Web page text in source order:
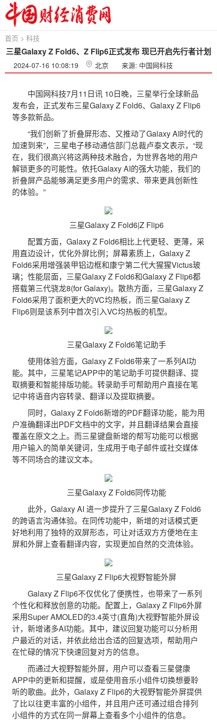
首页 > 科技
三星Galaxy Z Fold6、Z Flip6正式发布 现已开启先行者计划
2024-07-16 10:08:19 北京 来源: 中国网科技
中国网科技7月11日讯 10日晚，三星举行全球新品
发布会，正式发布三星Galaxy Z Fold6、Galaxy Z Flip6
等多款新品。
“我们创新了折叠屏形态、又推动了Galaxy AI时代的
加速到来”，三星电子移动通信部门总裁卢泰文表示，“现
在，我们很高兴将这两种技术融合，为世界各地的用户
解锁更多的可能性。依托Galaxy AI的强大功能，我们的
折叠屏产品能够满足更多用户的需求、带来更具创新性
的体验。”
三星Galaxy Z Fold6|Z Flip6
配置方面，Galaxy Z Fold6相比上代更轻、更薄，采
用直边设计，优化外屏比例；屏幕素质上，Galaxy Z
Fold6采用增强装甲铝边框和康宁第二代大猩猩Victus玻
璃；性能层面，三星Galaxy Z Fold6和Galaxy Z Flip6都
搭载第三代骁龙8(for Galaxy)。散热方面，三星Galaxy Z
Fold6采用了面积更大的VC均热板，而三星Galaxy Z
Flip6则是该系列中首次引入VC均热板的机型。
三星Galaxy Z Fold6笔记助手
使用体验方面，Galaxy Z Fold6带来了一系列AI功
能。其中，三星笔记APP中的笔记助手可提供翻译、提
取摘要和智能排版功能。转录助手可帮助用户直接在笔
记中将语音内容转录、翻译以及提取摘要。
同时，Galaxy Z Fold6新增的PDF翻译功能，能为用
户准确翻译出PDF文档中的文字，并且翻译结果会直接
覆盖在原文之上。而三星键盘新增的帮写功能可以根据
用户输入的简单关键词，生成用于电子邮件或社交媒体
等不同场合的建议文本。
三星Galaxy Z Fold6同传功能
此外，Galaxy AI 进一步提升了三星Galaxy Z Fold6
的跨语言沟通体验。在同传功能中，新增的对话模式更
好地利用了独特的双屏形态，可让对话双方方便地在主
屏和外屏上查看翻译内容，实现更加自然的交流体验。
三星Galaxy Z Flip6大视野智能外屏
Galaxy Z Flip6不仅优化了便携性，也带来了一系列
个性化和释放创意的功能。配置上，Galaxy Z Flip6外屏
采用Super AMOLED的3.4英寸(直角)大视野智能外屏设
计，新增诸多AI功能。其中，建议回复功能可以分析用
户最近的对话，并依此给出合适的回复选项，帮助用户
在忙碌的情况下快速回复对方的信息。
而通过大视野智能外屏，用户可以查看三星健康
APP中的更新和提醒，或是使用音乐小组件切换想要聆
听的歌曲。此外，Galaxy Z Flip6的大视野智能外屏提供
了比以往更丰富的小组件，并且用户还可通过组合排列
小组件的方式在同一屏幕上查看多个小组件的信息。